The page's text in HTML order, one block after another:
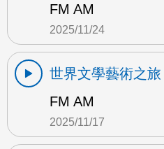
FM AM
2025/11/24
世界文學藝術之
FM AM
2025/11/17